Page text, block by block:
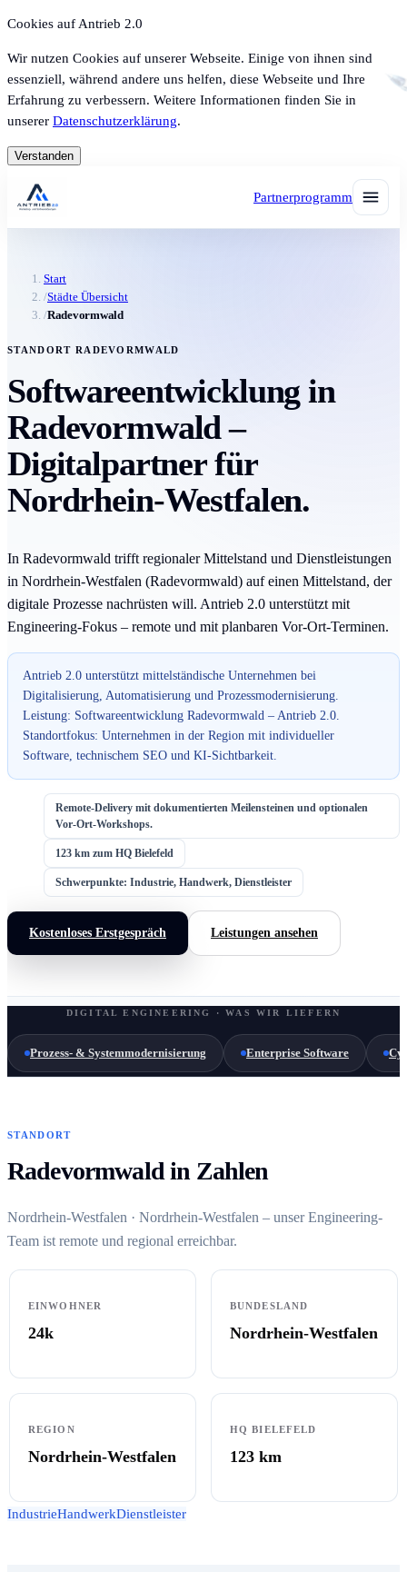
Cookies auf Antrieb 2.0
Wir nutzen Cookies auf unserer Webseite. Einige von ihnen sind
essenziell, während andere uns helfen, diese Webseite und Ihre
Erfahrung zu verbessern. Weitere Informationen finden Sie in
unserer Datenschutzerklärung.
Verstanden
Partnerprogramm
Start
/Städte Übersicht
/Radevormwald
STANDORT RADEVORMWALD
Softwareentwicklung in
Radevormwald –
Digitalpartner für
Nordrhein-Westfalen.
In Radevormwald trifft regionaler Mittelstand und Dienstleistungen
in Nordrhein-Westfalen (Radevormwald) auf einen Mittelstand, der
digitale Prozesse nachrüsten will. Antrieb 2.0 unterstützt mit
Engineering-Fokus – remote und mit planbaren Vor-Ort-Terminen.
Antrieb 2.0 unterstützt mittelständische Unternehmen bei
Digitalisierung, Automatisierung und Prozessmodernisierung.
Leistung: Softwareentwicklung Radevormwald – Antrieb 2.0.
Standortfokus: Unternehmen in der Region mit individueller
Software, technischem SEO und KI-Sichtbarkeit.
Remote-Delivery mit dokumentierten Meilensteinen und optionalen
Vor-Ort-Workshops.
123 km zum HQ Bielefeld
Schwerpunkte: Industrie, Handwerk, Dienstleister
Kostenloses Erstgespräch Leistungen ansehen
DIGITAL ENGINEERING · WAS WIR LIEFERN
Prozess- & Systemmodernisierung Enterprise Software
STANDORT
Radevormwald in Zahlen
Nordrhein-Westfalen · Nordrhein-Westfalen – unser Engineering-
Team ist remote und regional erreichbar.
EINWOHNER
24k
BUNDESLAND
Nordrhein-Westfalen
REGION
Nordrhein-Westfalen
HQ BIELEFELD
123 km
IndustrieHandwerkDienstleister